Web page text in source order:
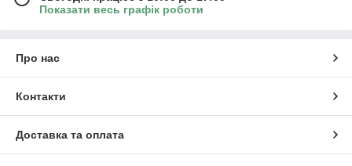
Показати весь графік роботи
Про нас
Контакти
Доставка та оплата